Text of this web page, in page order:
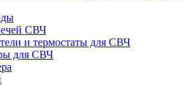
СВЧ
и термостаты для СВЧ
для СВЧ